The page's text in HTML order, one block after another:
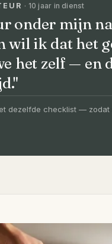
· 10 jaar in dienst
onder mijn
wil ik dat het
het zelf — en
dezelfde checklist —
in